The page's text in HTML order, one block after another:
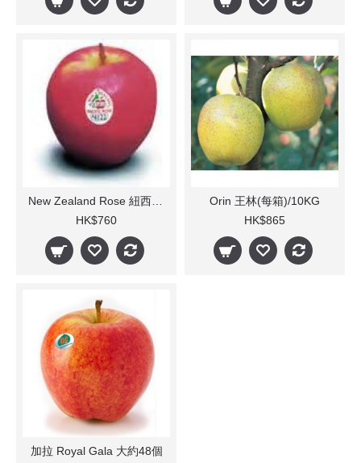
HK$760
Orin 王林(每箱)/10KG
HK$865
加拉 Royal Gala 大約48個